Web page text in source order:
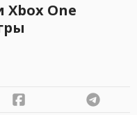
One